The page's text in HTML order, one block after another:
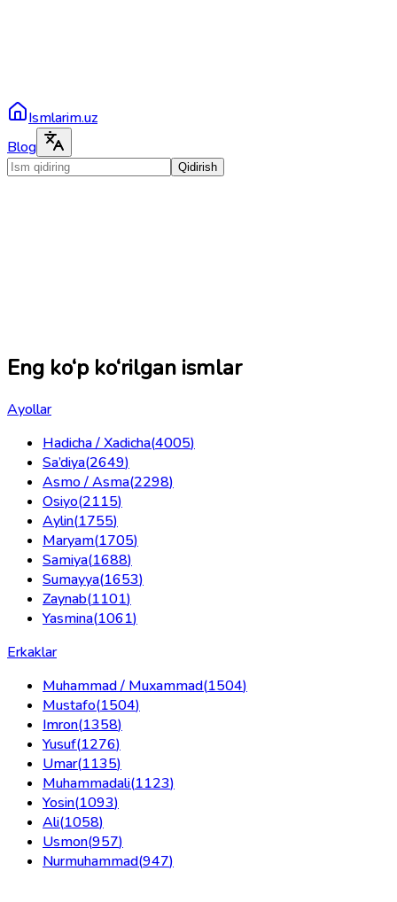
Ismlarim.uz
Blog
Qidirish
Eng ko‘p ko‘rilgan ismlar
Ayollar
Hadicha / Xadicha(4005)
Sa’diya(2649)
Asmo / Asma(2298)
Osiyo(2115)
Aylin(1755)
Maryam(1705)
Samiya(1688)
Sumayya(1653)
Zaynab(1101)
Yasmina(1061)
Erkaklar
Muhammad / Muxammad(1504)
Mustafo(1504)
Imron(1358)
Yusuf(1276)
Umar(1135)
Muhammadali(1123)
Yosin(1093)
Ali(1058)
Usmon(957)
Nurmuhammad(947)